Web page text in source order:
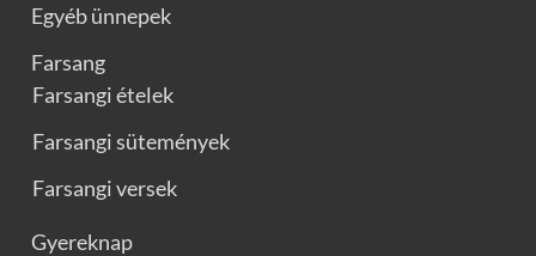
Egyéb ünnepek
Farsang
Farsangi ételek
Farsangi sütemények
Farsangi versek
Gyereknap